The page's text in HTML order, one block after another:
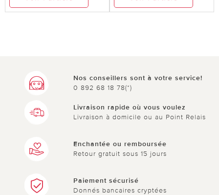
Nos conseillers sont à votre service!
0 892 68 18 78(*)
Livraison rapide où vous voulez
Livraison à domicile ou au Point Relais
Enchantée ou remboursée
Retour gratuit sous 15 jours
Paiement sécurisé
Donnés bancaires cryptées